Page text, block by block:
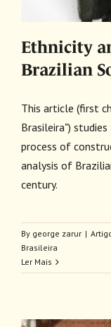
Ethnicity
Brazilian
This article (first
Brasileira")
process of
analysis of
century.
By george zarur |
Brasileira
Ler Mais